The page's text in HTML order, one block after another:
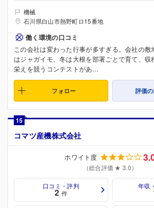
機械
石川県白山市熱野町ロ15番地
働く環境の口コミ
この会社は変わった行事が多すぎる。会社の敷
はジャガイモ、冬は大根を部署ごとで育て、収
栄えを競うコンテストがあ...
フォロー 評価
15
コマツ産機株式会社
ホワイト度
（総合評価 ★ 3.0）
口コミ・評判
2 件
年収